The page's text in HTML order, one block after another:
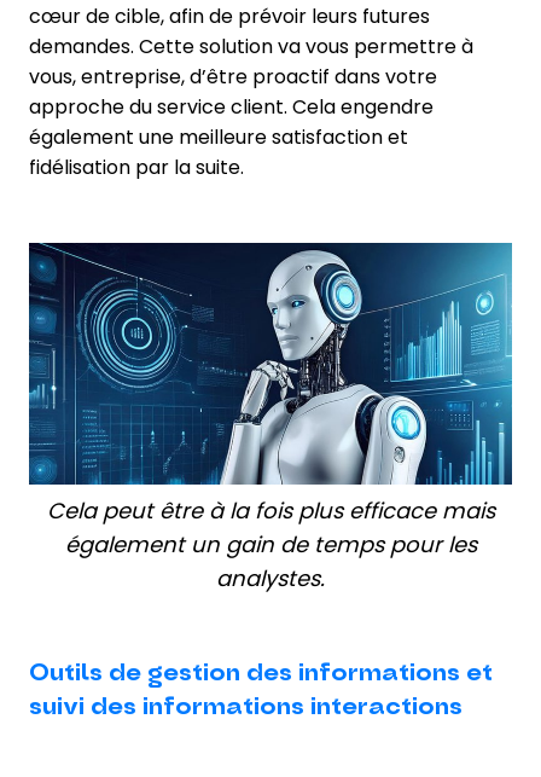
cœur de cible, afin de prévoir leurs futures
demandes. Cette solution va vous permettre à
vous, entreprise, d’être proactif dans votre
approche du service client. Cela engendre
également une meilleure satisfaction et
fidélisation par la suite.
Cela peut être à la fois plus efficace mais
également un gain de temps pour les
analystes.
Outils de gestion des informations et
suivi des informations interactions